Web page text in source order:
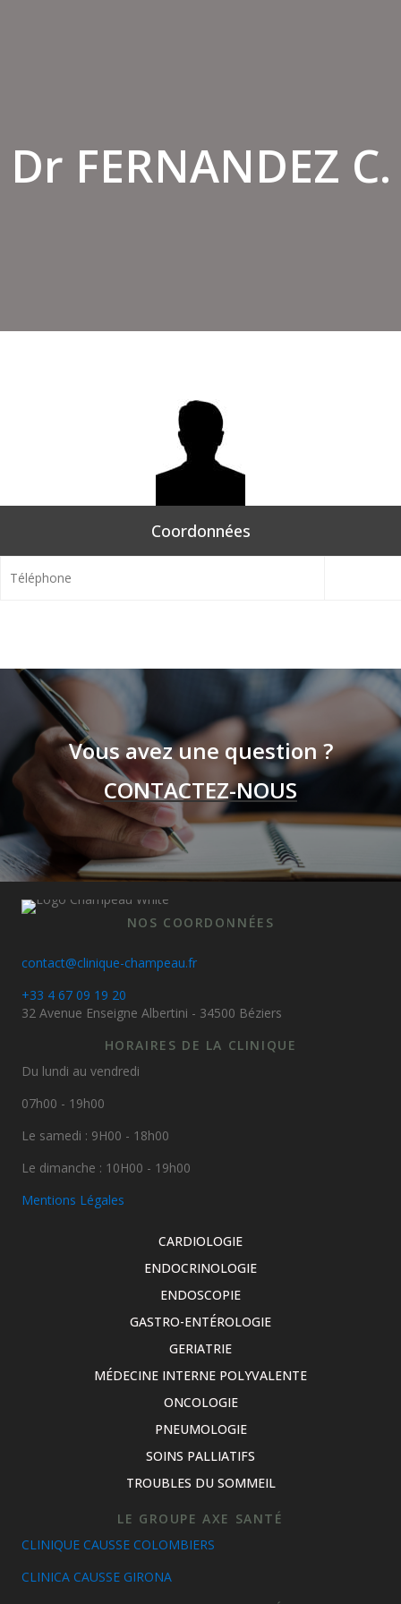
Dr FERNANDEZ C.
Coordonnées
Téléphone
Vous avez une question ?
CONTACTEZ-NOUS
NOS COORDONNÉES
contact@clinique-champeau.fr
+33 4 67 09 19 20
32 Avenue Enseigne Albertini - 34500 Béziers
HORAIRES DE LA CLINIQUE
Du lundi au vendredi
07h00 - 19h00
Le samedi : 9H00 - 18h00
Le dimanche : 10H00 - 19h00
Mentions Légales
CARDIOLOGIE
ENDOCRINOLOGIE
ENDOSCOPIE
GASTRO-ENTÉROLOGIE
GERIATRIE
MÉDECINE INTERNE POLYVALENTE
ONCOLOGIE
PNEUMOLOGIE
SOINS PALLIATIFS
TROUBLES DU SOMMEIL
LE GROUPE AXE SANTÉ
CLINIQUE CAUSSE COLOMBIERS
CLINICA CAUSSE GIRONA